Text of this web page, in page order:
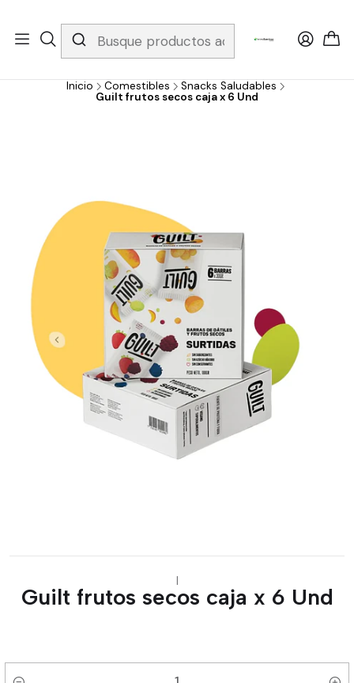
Whatsapp 3229079958/ Fijo 6019251796 / Envios a todo el país y
gratis apartir de 199.000!
Inicio Comestibles
Snacks Saludables
Guilt frutos secos caja x 6 Und
|
Guilt frutos secos caja x 6 Und